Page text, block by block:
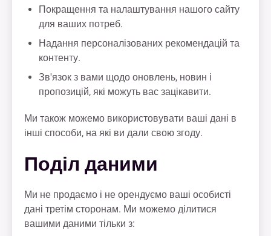
Покращення та налаштування нашого сайту
для ваших потреб.
Надання персоналізованих рекомендацій та
контенту.
Зв'язок з вами щодо оновлень, новин і
пропозицій, які можуть вас зацікавити.
Ми також можемо використовувати ваші дані в
інші способи, на які ви дали свою згоду.
Поділ даними
Ми не продаємо і не орендуємо ваші особисті
дані третім сторонам. Ми можемо ділитися
вашими даними тільки з: